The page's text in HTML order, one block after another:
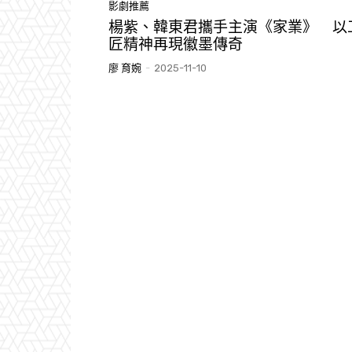
影劇推薦
楊紫、韓東君攜手主演《家業》 以
匠精神再現徽墨傳奇
廖 育婉 - 2025-11-10